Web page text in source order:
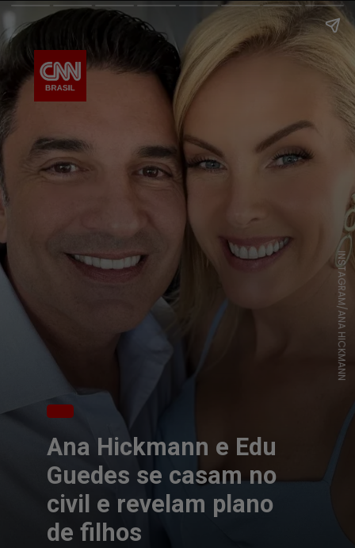
Ana Hickmann e Edu
Guedes se casam no
civil e revelam plano
de filhos
INSTAGRAM/ANA HICKMANN